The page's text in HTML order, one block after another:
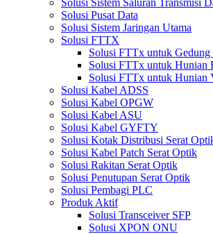
Solusi Sistem Saluran Transmisi
Solusi Pusat Data
Solusi Sistem Jaringan Utama
Solusi FTTX
Solusi FTTx untuk
Solusi FTTx untuk Hunian
Solusi FTTx untuk Hunian
Solusi Kabel ADSS
Solusi Kabel OPGW
Solusi Kabel ASU
Solusi Kabel GYFTY
Solusi Kotak Distribusi Serat
Solusi Kabel Patch Serat Optik
Solusi Rakitan Serat Optik
Solusi Penutupan Serat Optik
Solusi Pembagi PLC
Produk Aktif
Solusi Transceiver SFP
Solusi XPON ONU